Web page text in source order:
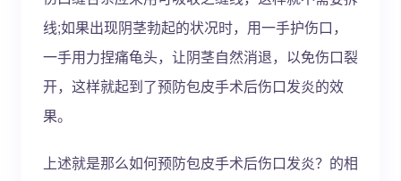
线;如果出现阴茎勃起的状况时，用一手护伤口，
一手用力捏痛龟头，让阴茎自然消退，以免伤口裂
开，这样就起到了预防包皮手术后伤口发炎的效
果。
上述就是那么如何预防包皮手术后伤口发炎？的相